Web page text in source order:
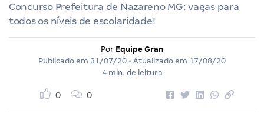
Concurso Prefeitura de Nazareno MG: vagas para
todos os níveis de escolaridade!
Por Equipe Gran
Publicado em 31/07/20 • Atualizado em 17/08/20
4 min. de leitura
0 0